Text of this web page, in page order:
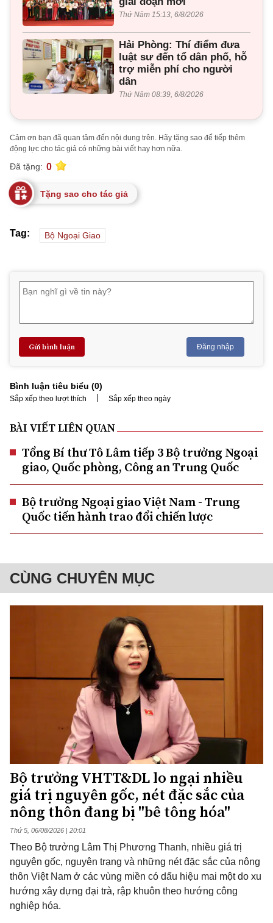
Thứ Năm 15:13, 6/8/2026
Hải Phòng: Thí điểm đưa
luật sư đến tổ dân phố, hỗ
trợ miễn phí cho người
dân
Thứ Năm 08:39, 6/8/2026
Cảm ơn bạn đã quan tâm đến nội dung trên. Hãy tặng sao để tiếp thêm
động lực cho tác giả có những bài viết hay hơn nữa.
Đã tặng: 0
Tặng sao cho tác giả
Tag: Bộ Ngoại Giao
Gửi bình luận Đăng nhập
Bình luận tiêu biểu (0)
Sắp xếp theo lượt thích | Sắp xếp theo ngày
BÀI VIẾT LIÊN QUAN
Tổng Bí thư Tô Lâm tiếp 3 Bộ trưởng Ngoại
giao, Quốc phòng, Công an Trung Quốc
Bộ trưởng Ngoại giao Việt Nam - Trung
Quốc tiến hành trao đổi chiến lược
CÙNG CHUYÊN MỤC
Bộ trưởng VHTT&DL lo ngại nhiều
giá trị nguyên gốc, nét đặc sắc của
nông thôn đang bị "bê tông hóa"
Thứ 5, 06/08/2026 | 20:01
Theo Bộ trưởng Lâm Thị Phương Thanh, nhiều giá trị
nguyên gốc, nguyên trạng và những nét đặc sắc của nông
thôn Việt Nam ở các vùng miền có dấu hiệu mai một do xu
hướng xây dựng đại trà, rập khuôn theo hướng công
nghiệp hóa.